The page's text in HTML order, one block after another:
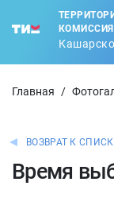
КОМИССИЯ
Главная /
ВОЗВРАТ К
Время